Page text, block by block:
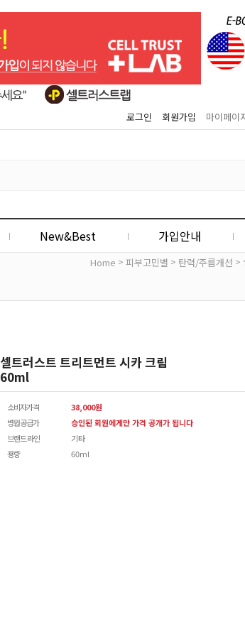
로그인 회원가입 마이페이
New&Best 가입안내
Home > 피부고민별 > 탄력/주름개선 >
셀트러스트 트리트먼트 시카 크림
60ml
소비자가격
38,000원
병원공급가
승인된 회원에게만 가격 공개가 됩니다
브랜드 라인
기타
용량
60ml